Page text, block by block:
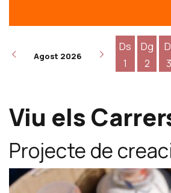
Agost 2026
Ds
1
Dg
2
3
Viu els
Projecte de